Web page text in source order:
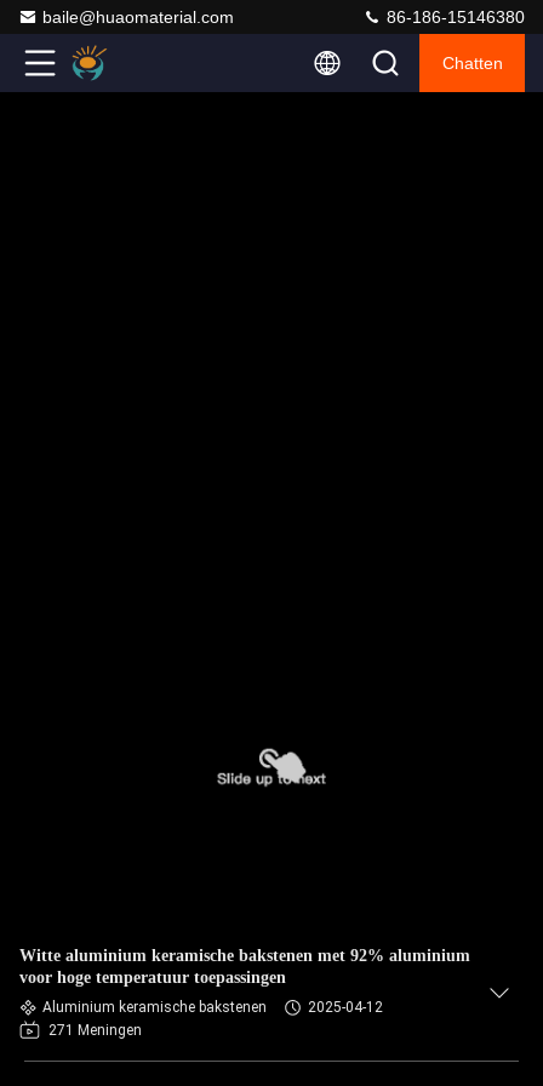
baile@huaomaterial.com 86-186-15146380
Chatten
Witte aluminium keramische bakstenen met 92% aluminium
voor hoge temperatuur toepassingen
Aluminium keramische bakstenen
2025-04-12
271 Meningen